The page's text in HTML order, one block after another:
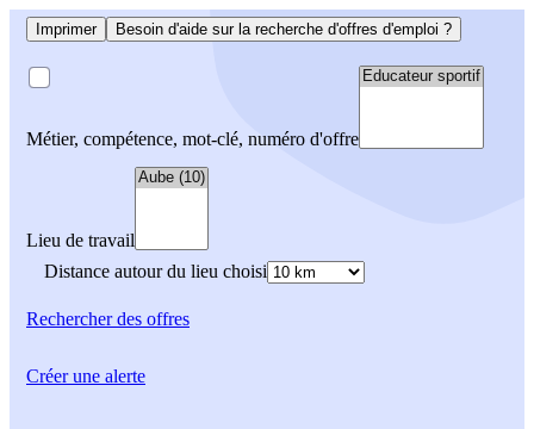
Imprimer Besoin d'aide sur la recherche d'offres d'emploi ?
Métier, compétence, mot-clé, numéro d'offre
Lieu de travail
Distance autour du lieu choisi
Rechercherdes offres
Créer une alerte